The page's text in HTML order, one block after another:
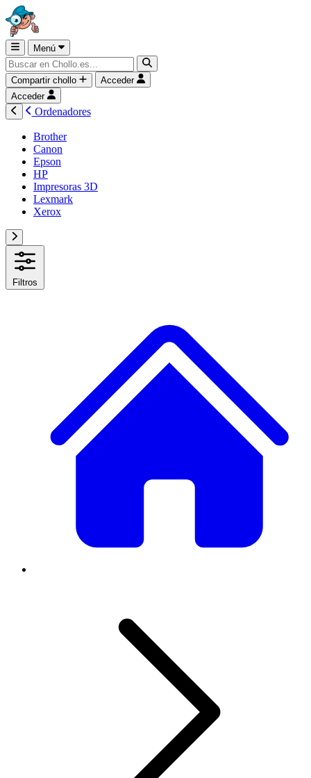
Menú
Compartir chollo
Acceder
Acceder
Ordenadores
Brother
Canon
Epson
HP
Impresoras 3D
Lexmark
Xerox
Filtros